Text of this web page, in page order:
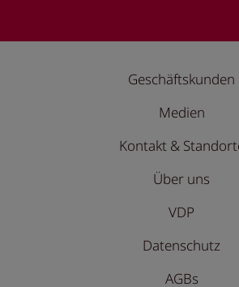
Geschäftskunden
Medien
Kontakt &
Über uns
VDP
Datenschutz
AGBs